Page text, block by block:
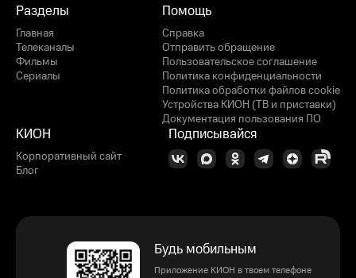
Разделы
Главная
Телеканалы
Фильмы
Сериалы
Помощь
Справка
Отправить обращение
Пользовательское соглашение
Политика конфиденциальности
Политика обработки файлов cookie
Устройства КИОН (ТВ и приставки)
Документация пользования ПО
КИОН
Корпоративный сайт
Блог
Подписывайся
Будь мобильным
Приложение КИОН в твоем телефоне